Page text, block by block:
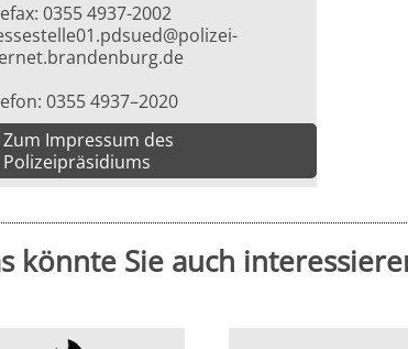
0355 4937-2002
0355 4937–2020
Zum Impressum des
Polizeipräsidiums
könnte Sie auch